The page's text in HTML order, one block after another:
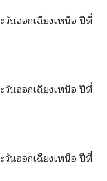
วันออกเฉียงเหนือ ปีที่
วันออกเฉียงเหนือ ปีที่
วันออกเฉียงเหนือ ปีที่